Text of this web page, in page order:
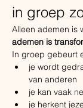
in groep
Alleen ademen is
ademen is
In groep gebeurt
je wordt
van anderen
je kan vaak
je herkent